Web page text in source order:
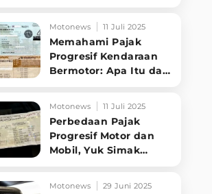
Kondisi Mesin
Motonews 11 Juli 2025
Memahami Pajak
Progresif Kendaraan
Bermotor: Apa Itu dan
Simak Penjelasannya
Motonews 11 Juli 2025
Perbedaan Pajak
Progresif Motor dan
Mobil, Yuk Simak
Singkatnya!
Motonews 29 Juni 2025